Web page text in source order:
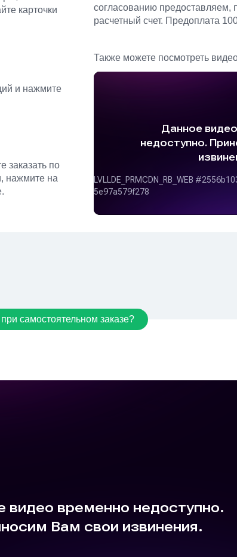
карточки
заказать по
нажмите на
Также можете посмотреть
согласованию предоставляем,
расчетный счет. Предоплата
и нажмите
самостоятельном заказе?